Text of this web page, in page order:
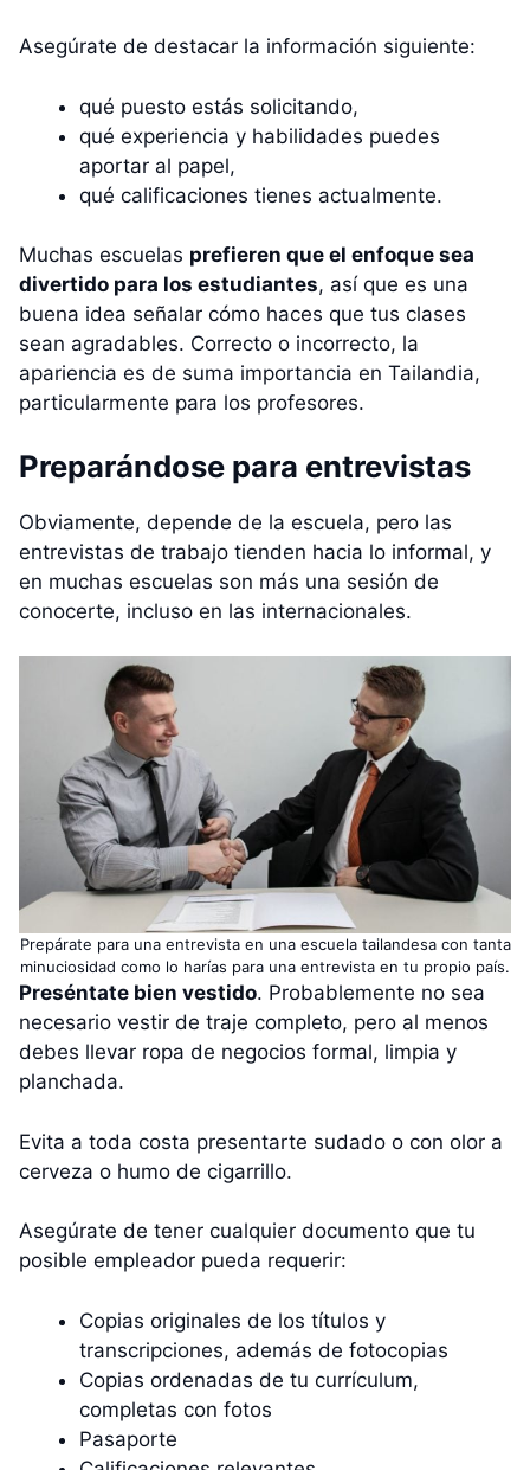
Asegúrate de destacar la información siguiente:
qué puesto estás solicitando,
qué experiencia y habilidades puedes
aportar al papel,
qué calificaciones tienes actualmente.
Muchas escuelas prefieren que el enfoque sea
divertido para los estudiantes, así que es una
buena idea señalar cómo haces que tus clases
sean agradables. Correcto o incorrecto, la
apariencia es de suma importancia en Tailandia,
particularmente para los profesores.
Preparándose para entrevistas
Obviamente, depende de la escuela, pero las
entrevistas de trabajo tienden hacia lo informal, y
en muchas escuelas son más una sesión de
conocerte, incluso en las internacionales.
Prepárate para una entrevista en una escuela tailandesa con tanta
minuciosidad como lo harías para una entrevista en tu propio país.
Preséntate bien vestido. Probablemente no sea
necesario vestir de traje completo, pero al menos
debes llevar ropa de negocios formal, limpia y
planchada.
Evita a toda costa presentarte sudado o con olor a
cerveza o humo de cigarrillo.
Asegúrate de tener cualquier documento que tu
posible empleador pueda requerir:
Copias originales de los títulos y
transcripciones, además de fotocopias
Copias ordenadas de tu currículum,
completas con fotos
Pasaporte